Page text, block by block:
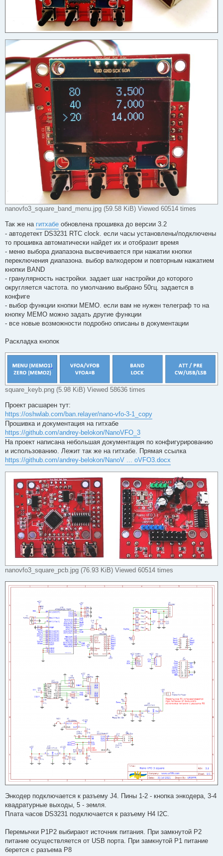
nanovfo3_square_band_menu.jpg (59.58 KiB) Viewed 60514 times
Так же на гитхабе обновлена прошивка до версии 3.2
- автодетект DS3231 RTC clock. если часы установлены/подключены
то прошивка автоматически найдет их и отобразит время
- меню выбора диапазона высвечивается при нажатии кнопки
переключения диапазона. выбор валкодером и повторным нажатием
кнопки BAND
- гранулярность настройки. задает шаг настройки до которого
округляется частота. по умолчанию выбрано 50гц. задается в
конфиге
- выбор функции кнопки MEMO. если вам не нужен телеграф то на
кнопку MEMO можно задать другие функции
- все новые возможности подробно описаны в документации
Раскладка кнопок
square_keyb.png (5.98 KiB) Viewed 58636 times
Проект расшарен тут:
https://oshwlab.com/ban.relayer/nano-vfo-3-1_copy
Прошивка и документация на гитхабе
https://github.com/andrey-belokon/NanoVFO_3
На проект написана небольшая документация по конфигурированию
и использованию. Лежит так же на гитхабе. Прямая ссылка
https://github.com/andrey-belokon/NanoV ... oVFO3.docx
nanovfo3_square_pcb.jpg (76.93 KiB) Viewed 60514 times
Энкодер подключается к разъему J4. Пины 1-2 - кнопка энкодера, 3-4
квадратурные выходы, 5 - земля.
Плата часов DS3231 подключается к разъему H4 I2C.
Перемычки P1P2 выбирают источник питания. При замкнутой P2
питание осуществляется от USB порта. При замкнутой P1 питание
берется с разъема P8